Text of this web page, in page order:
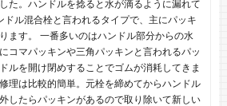
た。ハンドルを捻ると水が滴るように漏れて
ドル混合栓と言われるタイプで、主にパッキ
ます。 一番多いのはハンドル部分からの水
コマパッキンや三角パッキンと言われるパッ
ルを開け閉めすることでゴムが消耗してきま
理は比較的簡単。元栓を締めてからハンドル
したらパッキンがあるので取り除いて新しい